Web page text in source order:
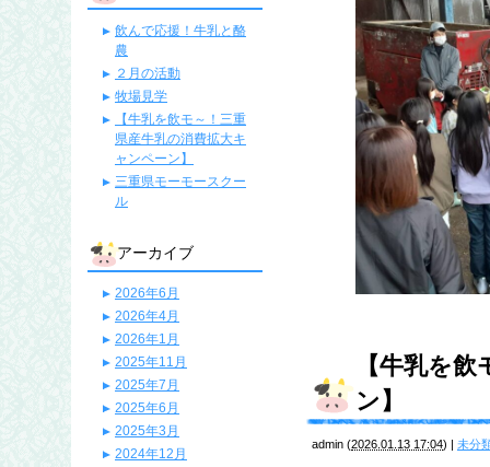
【牛乳を
ン】
admin (2026.01.13 17:04) | 未分
飲んで応援！牛乳と酪
農
２月の活動
牧場見学
【牛乳を飲モ～！三重
県産牛乳の消費拡大キ
ャンペーン】
三重県モーモースクー
ル
アーカイブ
2026年6月
2026年4月
2026年1月
2025年11月
2025年7月
2025年6月
2025年3月
2024年12月